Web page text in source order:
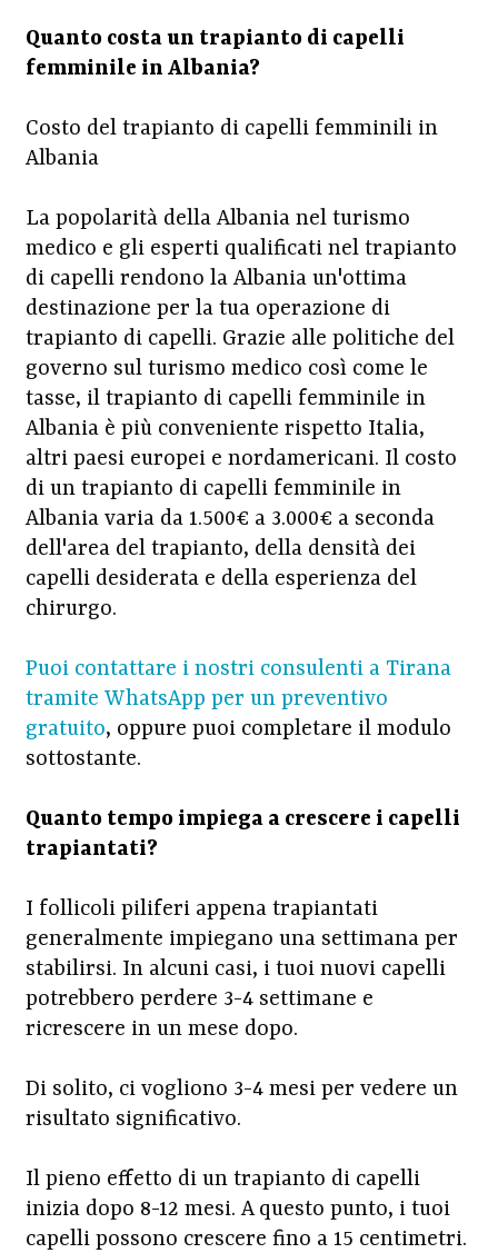
Quanto costa un trapianto di capelli
femminile in Albania?
Costo del trapianto di capelli femminili in
Albania
La popolarità della Albania nel turismo
medico e gli esperti qualificati nel trapianto
di capelli rendono la Albania un'ottima
destinazione per la tua operazione di
trapianto di capelli. Grazie alle politiche del
governo sul turismo medico così come le
tasse, il trapianto di capelli femminile in
Albania è più conveniente rispetto Italia,
altri paesi europei e nordamericani. Il costo
di un trapianto di capelli femminile in
Albania varia da 1.500€ a 3.000€ a seconda
dell'area del trapianto, della densità dei
capelli desiderata e della esperienza del
chirurgo.
Puoi contattare i nostri consulenti a Tirana
tramite WhatsApp per un preventivo
gratuito, oppure puoi completare il modulo
sottostante.
Quanto tempo impiega a crescere i capelli
trapiantati?
I follicoli piliferi appena trapiantati
generalmente impiegano una settimana per
stabilirsi. In alcuni casi, i tuoi nuovi capelli
potrebbero perdere 3-4 settimane e
ricrescere in un mese dopo.
Di solito, ci vogliono 3-4 mesi per vedere un
risultato significativo.
Il pieno effetto di un trapianto di capelli
inizia dopo 8-12 mesi. A questo punto, i tuoi
capelli possono crescere fino a 15 centimetri.